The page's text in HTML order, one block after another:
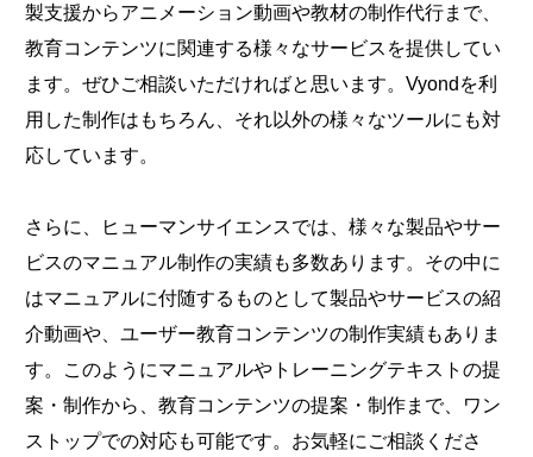
製支援からアニメーション動画や教材の制作代行まで、
教育コンテンツに関連する様々なサービスを提供してい
ます。ぜひご相談いただければと思います。Vyondを利
用した制作はもちろん、それ以外の様々なツールにも対
応しています。
さらに、ヒューマンサイエンスでは、様々な製品やサー
ビスのマニュアル制作の実績も多数あります。その中に
はマニュアルに付随するものとして製品やサービスの紹
介動画や、ユーザー教育コンテンツの制作実績もありま
す。このようにマニュアルやトレーニングテキストの提
案・制作から、教育コンテンツの提案・制作まで、ワン
ストップでの対応も可能です。お気軽にご相談くださ